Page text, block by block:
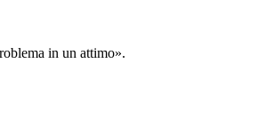
in un attimo».